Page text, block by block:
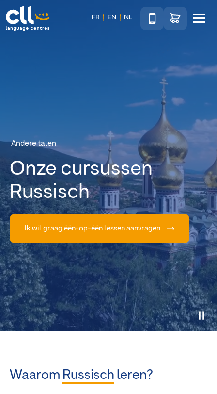
CLL
FR EN NL
TéléphoneGa naar de
Andere talen
Onze cursussen
Russisch
Ik wil graag één-op-één lessen aanvragen
Waarom Russisch leren?